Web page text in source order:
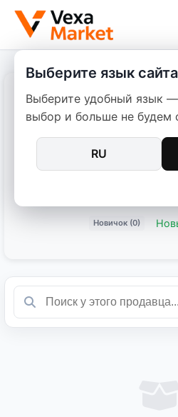
Выберите язык сайта
Выберите удобный язык
выбор и больше не будем
RU
Дата регистрации:
0 объявлений
Новичок (0)